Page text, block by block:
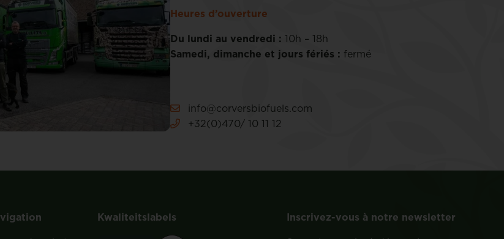
Heures d’ouverture
Du lundi au vendredi : 10h – 18h
Samedi, dimanche et jours fériés : fermé
info@corversbiofuels.com
+32(0)470/ 10 11 12
Kwaliteitslabels
Inscrivez-vous à notre newsletter